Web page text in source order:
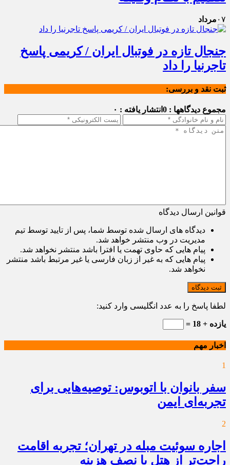
۰۷ مرداد
جنجال تازه در فوتبال ایران / کریمی پاسخ
تاجرنیا را داد
ثبت نقد و بررسی:
مجموع دیدگاهها : 0 انتشار یافته : ۰
قوانین ارسال دیدگاه
دیدگاه های ارسال شده توسط شما، پس از تایید توسط تیم
مدیریت در وب منتشر خواهد شد.
پیام هایی که حاوی تهمت یا افترا باشد منتشر نخواهد شد.
پیام هایی که به غیر از زبان فارسی یا غیر مرتبط باشد منتشر
نخواهد شد.
ثبت دیدگاه
لطفا پاسخ را به عدد انگلیسی وارد کنید:
یازده + 18 =
اخبار مهم
1
سفر بانوان با اتوبوس: توصیه‌هایی برای
تجربه‌ای ایمن
2
اجاره سوئیت مبله در تهران؛ تجربه اقامت
راحت‌تر از هتل با نصف هزینه